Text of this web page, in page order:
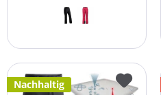
Nachhaltig